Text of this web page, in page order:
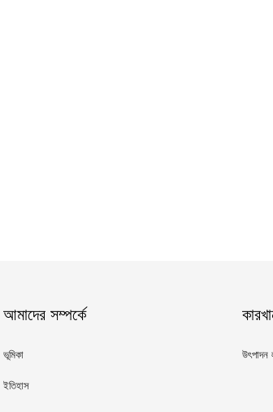
আমাদের সম্পর্কে
ভূমিকা
ইতিহাস
উৎপাদন